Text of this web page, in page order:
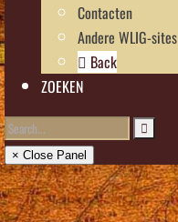
Contacten
Andere WLIG-sites
Back
ZOEKEN
× Close Panel